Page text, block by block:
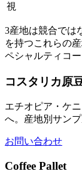
視
3産地は競合では
を持つこれらの
ペシャルティコ
コスタリカ原
エチオピア・ケ
へ。産地別サン
お問い合わせ
Coffee Pallet